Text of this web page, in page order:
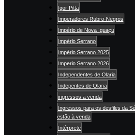
Igor Pitta
Imperadores Rubro-Negros
Império de Nova Iguaçu
Império Serrano
Império Serrano 2025
Imperio Serrano 2026
Independentes de Olaria
Indepentes de Olaria
ingressos a venda
Ingressos para os desfiles da
estão à venda
Intérprete